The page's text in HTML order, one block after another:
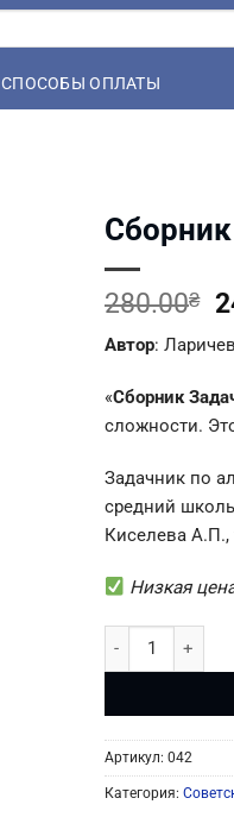
СПОСОБЫ ОПЛАТЫ
280.00₴
Автор:
«Сборник
сложности.
Задачник по
средний
Киселева А.П.,
Низкая
Количество
Артикул: 042
Категория: